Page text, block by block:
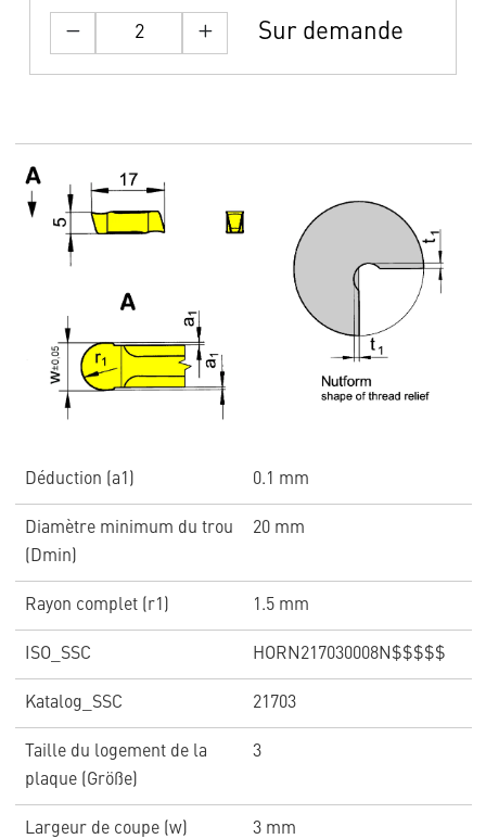
Sur demande
Déduction (a1) 0.1 mm
Diamètre minimum du trou
(Dmin)
20 mm
Rayon complet (r1) 1.5 mm
ISO_SSC HORN217030008N$$$$$
Katalog_SSC 21703
Taille du logement de la
plaque (Größe)
3
Largeur de coupe (w) 3 mm